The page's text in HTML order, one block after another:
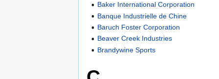
Baker International Corporation
Banque Industrielle de Chine
Baruch Foster Corporation
Beaver Creek Industries
Brandywine Sports